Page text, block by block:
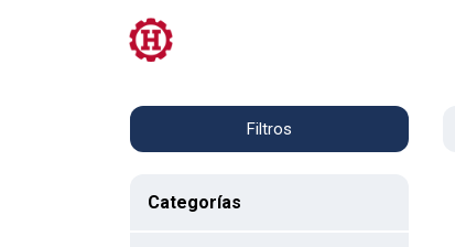
Filtros
Categorías